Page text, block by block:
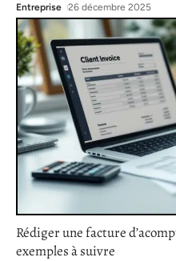
Entreprise 26 décembre 2025
Rédiger une facture
exemples à suivre